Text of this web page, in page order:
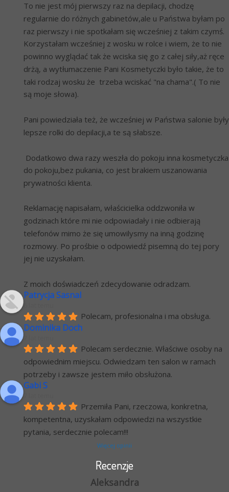
To nie jest mój pierwszy raz na depilacji, chodzę
regularnie do różnych gabinetów,ale u Państwa byłam po
raz pierwszy i nie spotkałam się wcześniej z takim czymś.
Korzystałam wcześniej z wosku w rolce i wiem, że to nie
powinno wyglądać tak że wciska się go z całej siły,aż ręce
drżą, a wytłumaczenie Pani Kosmetyczki było takie, że to
taki rodzaj wosku że  trzeba wciskać "na chama".( To nie
są moje słowa).
Pani powiedziała też, że wcześniej w Państwa salonie były
lepsze rolki do depilacji,a te są słabsze.
Dodatkowo dwa razy weszła do pokoju inna kosmetyczka
do pokoju,bez pukania, co jest brakiem uszanowania
prywatności klienta.
Reklamację napisałam, właścicielka oddzwoniła w
godzinach które mi nie odpowiadały i nie odbierają
telefonów mimo że się umowilysmy na inną godzinę
rozmowy. Po prośbie o odpowiedź pisemną do tej pory
jej nie uzyskałam.
Z moich doświadczeń zdecydowanie odradzam.
Patrycja Sasnal
Polecam, profesionalna i ma obsługa.
Dominika Doch
Polecam serdecznie. Właściwe osoby na
odpowiednim miejscu. Odwiedzam ten salon w ramach
potrzeby i zawsze jestem miło obsłużona.
Gabi S
Przemiła Pani, rzeczowa, konkretna,
kompetentna, uzyskałam odpowiedzi na wszystkie
pytania, serdecznie polecam!!!
Więcej opinii
Recenzje
Aleksandra